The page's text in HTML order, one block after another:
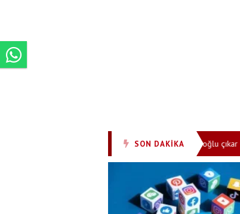
SON DAKİKA
dosta güven, düşmana gözdağı! • ‘İmamoğlu çıkar